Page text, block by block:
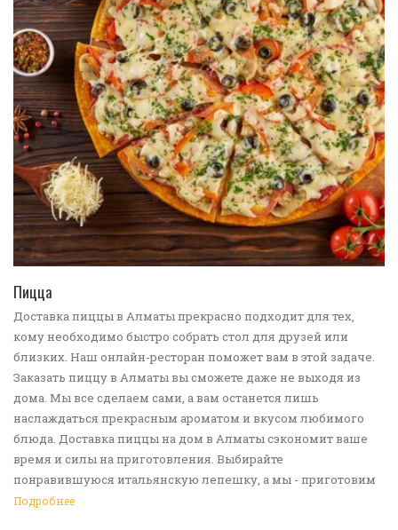
Пицца
Доставка пиццы в Алматы прекрасно подходит для тех,
кому необходимо быстро собрать стол для друзей или
близких. Наш онлайн-ресторан поможет вам в этой задаче.
Заказать пиццу в Алматы вы сможете даже не выходя из
дома. Мы все сделаем сами, а вам останется лишь
наслаждаться прекрасным ароматом и вкусом любимого
блюда. Доставка пиццы на дом в Алматы сэкономит ваше
время и силы на приготовления. Выбирайте
понравившуюся итальянскую лепешку, а мы - приготовим
ее в лучших традициях. Доставка еды в Алматы -
Подробнее